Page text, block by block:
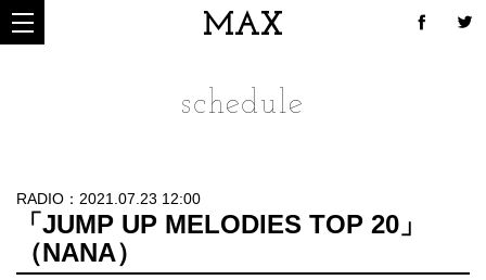
MAX
schedule
RADIO：2021.07.23 12:00
「JUMP UP MELODIES TOP 20」
（NANA）